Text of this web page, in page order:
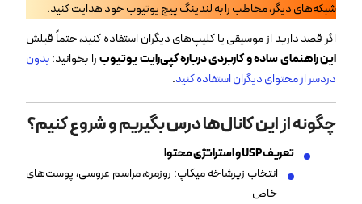
شبکه‌های دیگر، مخاطب را به لندینگ پیج یوتیوب خود هدایت کنید.
اگر قصد دارید از موسیقی یا کلیپ‌های دیگران استفاده کنید، حتماً قبلش
این راهنمای ساده و کاربردی درباره کپی‌رایت یوتیوبرا بخوانید:بدون
دردسر از محتوای دیگران استفاده کنید.
چگونه از این کانال‌ها درس بگیریم و شروع کنیم؟
تعریف
و استراتژی محتوا
انتخاب زیرشاخه میکاپ: روزمره، مراسم عروسی، پوست‌های
خاص